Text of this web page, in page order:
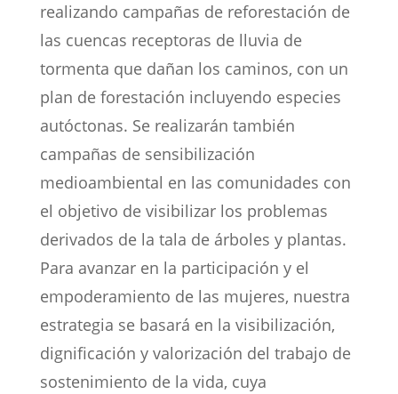
realizando campañas de reforestación de
las cuencas receptoras de lluvia de
tormenta que dañan los caminos, con un
plan de forestación incluyendo especies
autóctonas. Se realizarán también
campañas de sensibilización
medioambiental en las comunidades con
el objetivo de visibilizar los problemas
derivados de la tala de árboles y plantas.
Para avanzar en la participación y el
empoderamiento de las mujeres, nuestra
estrategia se basará en la visibilización,
dignificación y valorización del trabajo de
sostenimiento de la vida, cuya